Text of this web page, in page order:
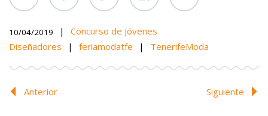
10/04/2019 |
Concurso de Jóvenes
Diseñadores
| feriamodatfe | TenerifeModa
Anterior Siguiente